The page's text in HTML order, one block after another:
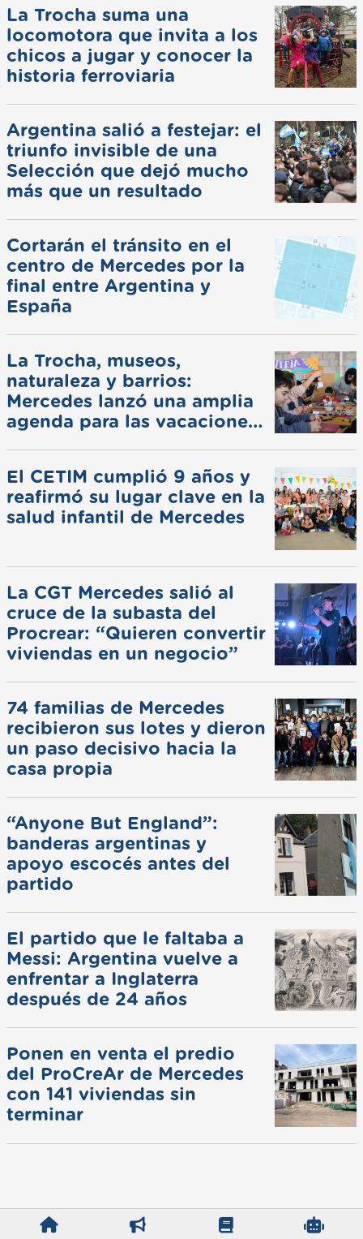
La Trocha suma una
locomotora que invita a los
chicos a jugar y conocer la
historia ferroviaria
Argentina salió a festejar: el
triunfo invisible de una
Selección que dejó mucho
más que un resultado
Cortarán el tránsito en el
centro de Mercedes por la
final entre Argentina y
España
La Trocha, museos,
naturaleza y barrios:
Mercedes lanzó una amplia
agenda para las vacaciones
El CETIM cumplió 9 años y
reafirmó su lugar clave en la
salud infantil de Mercedes
La CGT Mercedes salió al
cruce de la subasta del
Procrear: “Quieren convertir
viviendas en un negocio”
74 familias de Mercedes
recibieron sus lotes y dieron
un paso decisivo hacia la
casa propia
“Anyone But England”:
banderas argentinas y
apoyo escocés antes del
partido
El partido que le faltaba a
Messi: Argentina vuelve a
enfrentar a Inglaterra
después de 24 años
Ponen en venta el predio
del ProCreAr de Mercedes
con 141 viviendas sin
terminar